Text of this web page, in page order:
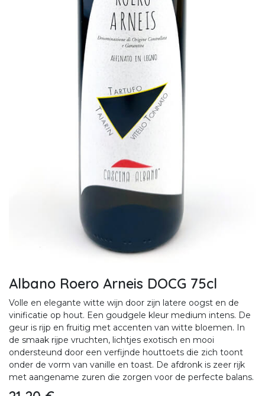
Albano Roero Arneis DOCG 75cl
Volle en elegante witte wijn door zijn latere oogst en de
vinificatie op hout. Een goudgele kleur medium intens. De
geur is rijp en fruitig met accenten van witte bloemen. In
de smaak rijpe vruchten, lichtjes exotisch en mooi
ondersteund door een verfijnde houttoets die zich toont
onder de vorm van vanille en toast. De afdronk is zeer rijk
met aangename zuren die zorgen voor de perfecte balans.